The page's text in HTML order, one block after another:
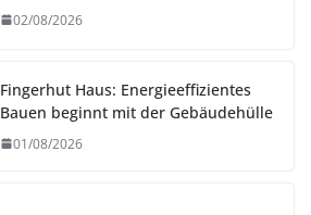
02/08/2026
Fingerhut Haus: Energieeffizientes
Bauen beginnt mit der Gebäudehülle
01/08/2026